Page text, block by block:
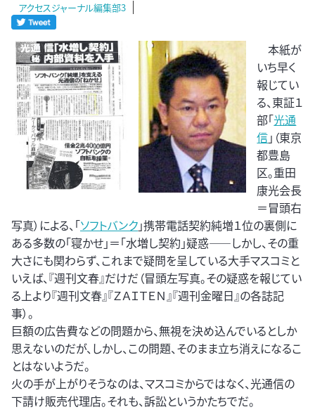
アクセスジャーナル編集部3
本紙が
いち早く
報じてい
る、東証１
部「光通
信」（東京
都豊島
区。重田
康光会長
＝冒頭右
写真）による、「ソフトバンク」携帯電話契約純増１位の裏側に
ある多数の「寝かせ」＝「水増し契約」疑惑――しかし、その重
大さにも関わらず、これまで疑問を呈している大手マスコミと
いえば、『週刊文春』だけだ（冒頭左写真。その疑惑を報じてい
る上より『週刊文春』『ＺＡＩＴＥＮ』『週刊金曜日』の各誌記
事）。
巨額の広告費などの問題から、無視を決め込んでいるとしか
思えないのだが、しかし、この問題、そのまま立ち消えになるこ
とはないようだ。
火の手が上がりそうなのは、マスコミからではなく、光通信の
下請け販売代理店。それも、訴訟というかたちでだ。